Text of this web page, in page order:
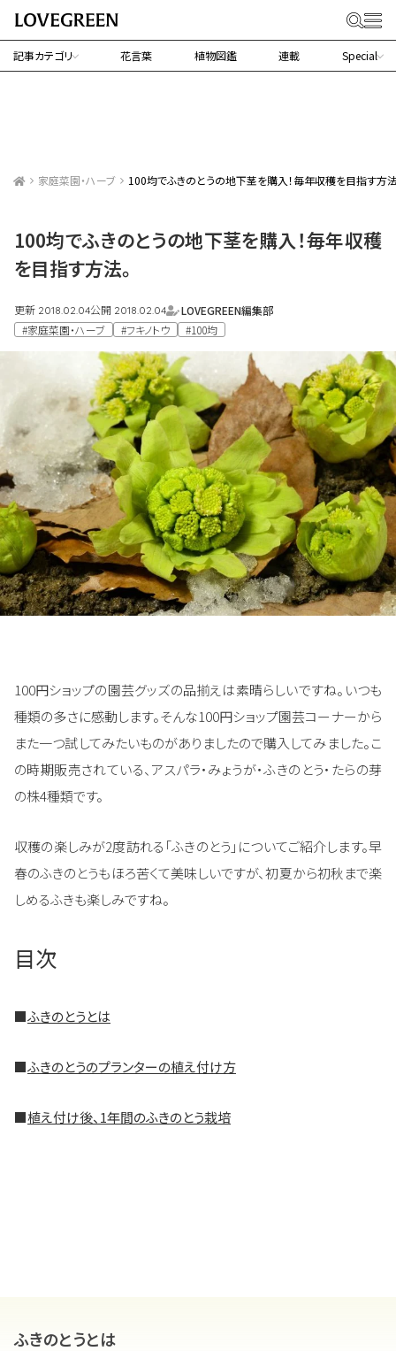
記事カテゴリ 花言葉 植物図鑑 連載 Special
家庭菜園・ハーブ 100均でふきのとうの地下茎を購入！毎年収穫を目指す方法
100均でふきのとうの地下茎を購入！毎年収穫
を目指す方法。
更新 2018.02.04公開 2018.02.04
LOVEGREEN編集部
#家庭菜園・ハーブ
#フキノトウ #100均
100円ショップの園芸グッズの品揃えは素晴らしいですね。いつも
種類の多さに感動します。そんな100円ショップ園芸コーナーから
また一つ試してみたいものがありましたので購入してみました。こ
の時期販売されている、アスパラ・みょうが・ふきのとう・たらの芽
の株4種類です。
収穫の楽しみが2度訪れる「ふきのとう」についてご紹介します。早
春のふきのとうもほろ苦くて美味しいですが、初夏から初秋まで楽
しめるふきも楽しみですね。
目次
■ふきのとうとは
■ふきのとうのプランターの植え付け方
■植え付け後、1年間のふきのとう栽培
ふきのとうとは